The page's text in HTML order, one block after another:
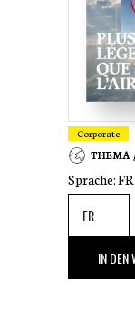
Corporate
THEMA
Sprache:FR
,00 €
IN DEN